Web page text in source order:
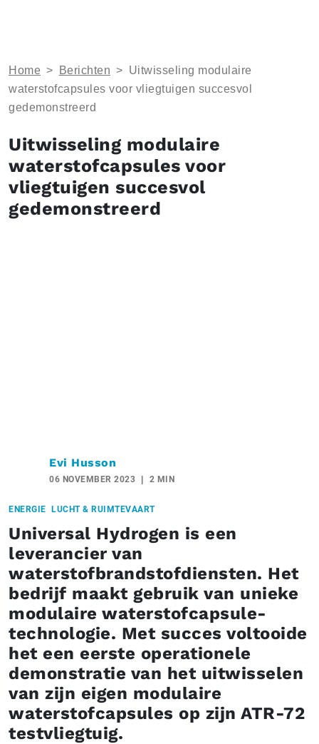
Home > Berichten > Uitwisseling modulaire
waterstofcapsules voor vliegtuigen succesvol
gedemonstreerd
Uitwisseling modulaire
waterstofcapsules voor
vliegtuigen succesvol
gedemonstreerd
Evi Husson
06 NOVEMBER 2023 2 MIN
ENERGIE LUCHT & RUIMTEVAART
Universal Hydrogen is een
leverancier van
waterstofbrandstofdiensten. Het
bedrijf maakt gebruik van unieke
modulaire waterstofcapsule-
technologie. Met succes voltooide
het een eerste operationele
demonstratie van het uitwisselen
van zijn eigen modulaire
waterstofcapsules op zijn ATR-72
testvliegtuig.